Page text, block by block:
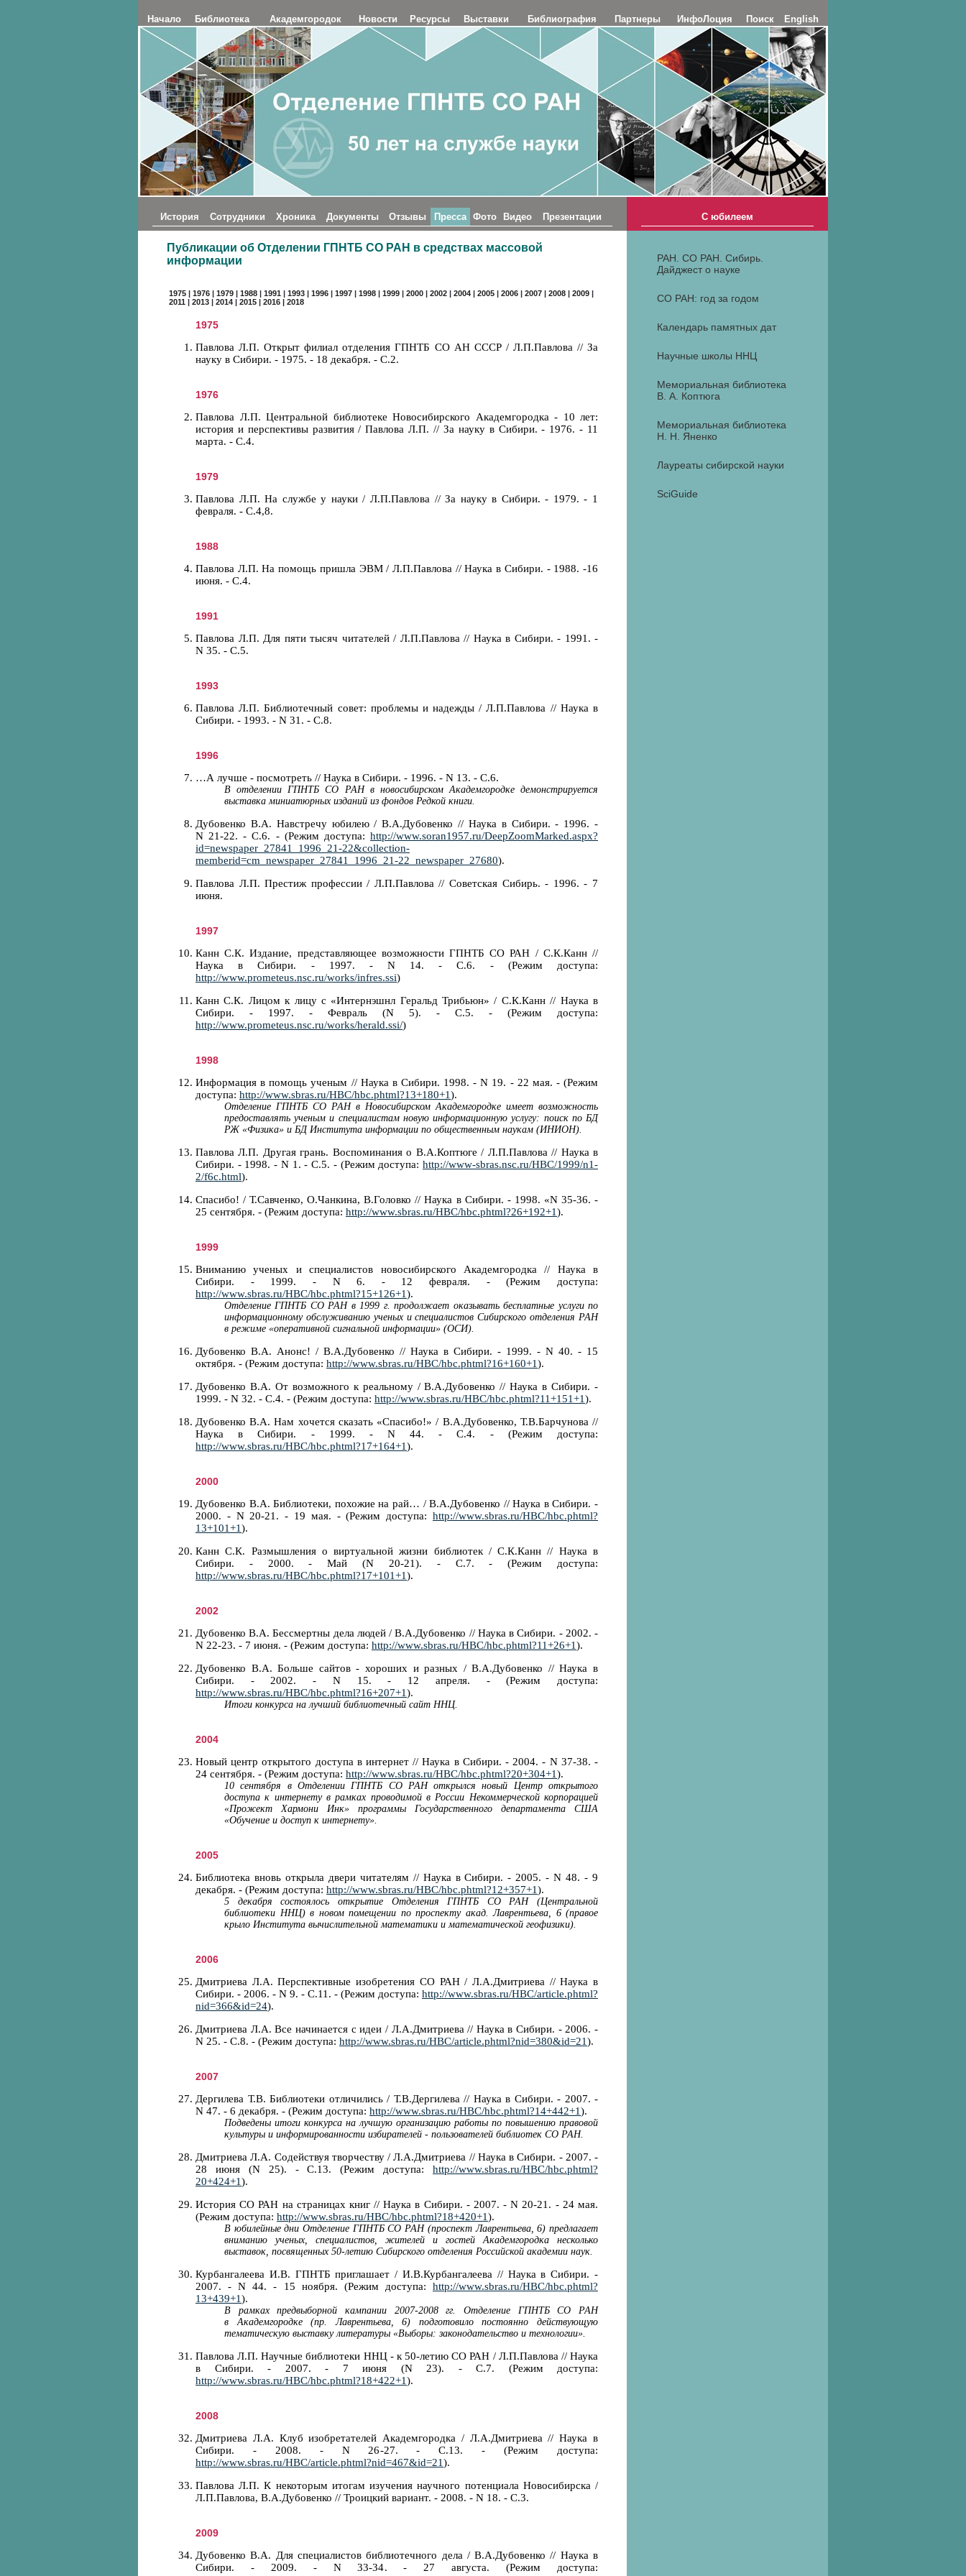
Начало Библиотека Академгородок Новости Ресурсы Выставки Библиография Партнеры ИнфоЛоция Поиск English
История Сотрудники Хроника Документы Отзывы Пресса Фото Видео Презентации С юбилеем
Публикации об Отделении ГПНТБ СО РАН в средствах массовой
информации
1975 | 1976 | 1979 | 1988 | 1991 | 1993 | 1996 | 1997 | 1998 | 1999 | 2000 | 2002 | 2004 | 2005 | 2006 | 2007 | 2008 | 2009 |
2011 | 2013 | 2014 | 2015 | 2016 | 2018
1975
Павлова Л.П. Открыт филиал отделения ГПНТБ СО АН СССР / Л.П.Павлова // За
науку в Сибири. - 1975. - 18 декабря. - С.2.
1976
Павлова Л.П. Центральной библиотеке Новосибирского Академгородка - 10 лет:
история и перспективы развития / Павлова Л.П. // За науку в Сибири. - 1976. - 11
марта. - С.4.
1979
Павлова Л.П. На службе у науки / Л.П.Павлова // За науку в Сибири. - 1979. - 1
февраля. - С.4,8.
1988
Павлова Л.П. На помощь пришла ЭВМ / Л.П.Павлова // Наука в Сибири. - 1988. -16
июня. - С.4.
1991
Павлова Л.П. Для пяти тысяч читателей / Л.П.Павлова // Наука в Сибири. - 1991. -
N 35. - С.5.
1993
Павлова Л.П. Библиотечный совет: проблемы и надежды / Л.П.Павлова // Наука в
Сибири. - 1993. - N 31. - С.8.
1996
…А лучше - посмотреть // Наука в Сибири. - 1996. - N 13. - С.6.
В отделении ГПНТБ СО РАН в новосибирском Академгородке демонстрируется
выставка миниатюрных изданий из фондов Редкой книги.
Дубовенко В.А. Навстречу юбилею / В.А.Дубовенко // Наука в Сибири. - 1996. -
N 21-22. - С.6. - (Режим доступа: http://www.soran1957.ru/DeepZoomMarked.aspx?
id=newspaper_27841_1996_21-22&collection-
memberid=cm_newspaper_27841_1996_21-22_newspaper_27680).
Павлова Л.П. Престиж профессии / Л.П.Павлова // Советская Сибирь. - 1996. - 7
июня.
1997
Канн С.К. Издание, представляющее возможности ГПНТБ СО РАН / С.К.Канн //
Наука в Сибири. - 1997. - N 14. - С.6. - (Режим доступа:
http://www.prometeus.nsc.ru/works/infres.ssi)
Канн С.К. Лицом к лицу с «Интернэшнл Геральд Трибьюн» / С.К.Канн // Наука в
Сибири. - 1997. - Февраль (N 5). - С.5. - (Режим доступа:
http://www.prometeus.nsc.ru/works/herald.ssi/)
1998
Информация в помощь ученым // Наука в Сибири. 1998. - N 19. - 22 мая. - (Режим
доступа: http://www.sbras.ru/HBC/hbc.phtml?13+180+1).
Отделение ГПНТБ СО РАН в Новосибирском Академгородке имеет возможность
предоставлять ученым и специалистам новую информационную услугу: поиск по БД
РЖ «Физика» и БД Института информации по общественным наукам (ИНИОН).
Павлова Л.П. Другая грань. Воспоминания о В.А.Коптюге / Л.П.Павлова // Наука в
Сибири. - 1998. - N 1. - С.5. - (Режим доступа: http://www-sbras.nsc.ru/HBC/1999/n1-
2/f6c.html).
Спасибо! / Т.Савченко, О.Чанкина, В.Головко // Наука в Сибири. - 1998. «N 35-36. -
25 сентября. - (Режим доступа: http://www.sbras.ru/HBC/hbc.phtml?26+192+1).
1999
Вниманию ученых и специалистов новосибирского Академгородка // Наука в
Сибири. - 1999. - N 6. - 12 февраля. - (Режим доступа:
http://www.sbras.ru/HBC/hbc.phtml?15+126+1).
Отделение ГПНТБ СО РАН в 1999 г. продолжает оказывать бесплатные услуги по
информационному обслуживанию ученых и специалистов Сибирского отделения РАН
в режиме «оперативной сигнальной информации» (ОСИ).
Дубовенко В.А. Анонс! / В.А.Дубовенко // Наука в Сибири. - 1999. - N 40. - 15
октября. - (Режим доступа: http://www.sbras.ru/HBC/hbc.phtml?16+160+1).
Дубовенко В.А. От возможного к реальному / В.А.Дубовенко // Наука в Сибири. -
1999. - N 32. - С.4. - (Режим доступа: http://www.sbras.ru/HBC/hbc.phtml?11+151+1).
Дубовенко В.А. Нам хочется сказать «Спасибо!» / В.А.Дубовенко, Т.В.Барчунова //
Наука в Сибири. - 1999. - N 44. - C.4. - (Режим доступа:
http://www.sbras.ru/HBC/hbc.phtml?17+164+1).
2000
Дубовенко В.А. Библиотеки, похожие на рай… / В.А.Дубовенко // Наука в Сибири. -
2000. - N 20-21. - 19 мая. - (Режим доступа: http://www.sbras.ru/HBC/hbc.phtml?
13+101+1).
Канн С.К. Размышления о виртуальной жизни библиотек / С.К.Канн // Наука в
Сибири. - 2000. - Май (N 20-21). - С.7. - (Режим доступа:
http://www.sbras.ru/HBC/hbc.phtml?17+101+1).
2002
Дубовенко В.А. Бессмертны дела людей / В.А.Дубовенко // Наука в Сибири. - 2002. -
N 22-23. - 7 июня. - (Режим доступа: http://www.sbras.ru/HBC/hbc.phtml?11+26+1).
Дубовенко В.А. Больше сайтов - хороших и разных / В.А.Дубовенко // Наука в
Сибири. - 2002. - N 15. - 12 апреля. - (Режим доступа:
http://www.sbras.ru/HBC/hbc.phtml?16+207+1).
Итоги конкурса на лучший библиотечный сайт ННЦ.
2004
Новый центр открытого доступа в интернет // Наука в Сибири. - 2004. - N 37-38. -
24 сентября. - (Режим доступа: http://www.sbras.ru/HBC/hbc.phtml?20+304+1).
10 сентября в Отделении ГПНТБ СО РАН открылся новый Центр открытого
доступа к интернету в рамках проводимой в России Некоммерческой корпорацией
«Прожект Хармони Инк» программы Государственного департамента США
«Обучение и доступ к интернету».
2005
Библиотека вновь открыла двери читателям // Наука в Сибири. - 2005. - N 48. - 9
декабря. - (Режим доступа: http://www.sbras.ru/HBC/hbc.phtml?12+357+1).
5 декабря состоялось открытие Отделения ГПНТБ СО РАН (Центральной
библиотеки ННЦ) в новом помещении по проспекту акад. Лаврентьева, 6 (правое
крыло Института вычислительной математики и математической геофизики).
2006
Дмитриева Л.А. Перспективные изобретения СО РАН / Л.А.Дмитриева // Наука в
Сибири. - 2006. - N 9. - С.11. - (Режим доступа: http://www.sbras.ru/HBC/article.phtml?
nid=366&id=24).
Дмитриева Л.А. Все начинается с идеи / Л.А.Дмитриева // Наука в Сибири. - 2006. -
N 25. - С.8. - (Режим доступа: http://www.sbras.ru/HBC/article.phtml?nid=380&id=21).
2007
Дергилева Т.В. Библиотеки отличились / Т.В.Дергилева // Наука в Сибири. - 2007. -
N 47. - 6 декабря. - (Режим доступа: http://www.sbras.ru/HBC/hbc.phtml?14+442+1).
Подведены итоги конкурса на лучшую организацию работы по повышению правовой
культуры и информированности избирателей - пользователей библиотек СО РАН.
Дмитриева Л.А. Содействуя творчеству / Л.А.Дмитриева // Наука в Сибири. - 2007. -
28 июня (N 25). - С.13. (Режим доступа: http://www.sbras.ru/HBC/hbc.phtml?
20+424+1).
История СО РАН на страницах книг // Наука в Сибири. - 2007. - N 20-21. - 24 мая.
(Режим доступа: http://www.sbras.ru/HBC/hbc.phtml?18+420+1).
В юбилейные дни Отделение ГПНТБ СО РАН (проспект Лаврентьева, 6) предлагает
вниманию ученых, специалистов, жителей и гостей Академгородка несколько
выставок, посвященных 50-летию Сибирского отделения Российской академии наук.
Курбангалеева И.В. ГПНТБ приглашает / И.В.Курбангалеева // Наука в Сибири. -
2007. - N 44. - 15 ноября. (Режим доступа: http://www.sbras.ru/HBC/hbc.phtml?
13+439+1).
В рамках предвыборной кампании 2007-2008 гг. Отделение ГПНТБ СО РАН
в Академгородке (пр. Лаврентьева, 6) подготовило постоянно действующую
тематическую выставку литературы «Выборы: законодательство и технологии».
Павлова Л.П. Научные библиотеки ННЦ - к 50-летию СО РАН / Л.П.Павлова // Наука
в Сибири. - 2007. - 7 июня (N 23). - С.7. (Режим доступа:
http://www.sbras.ru/HBC/hbc.phtml?18+422+1).
2008
Дмитриева Л.А. Клуб изобретателей Академгородка / Л.А.Дмитриева // Наука в
Сибири. - 2008. - N 26-27. - С.13. - (Режим доступа:
http://www.sbras.ru/HBC/article.phtml?nid=467&id=21).
Павлова Л.П. К некоторым итогам изучения научного потенциала Новосибирска /
Л.П.Павлова, В.А.Дубовенко // Троицкий вариант. - 2008. - N 18. - С.3.
2009
Дубовенко В.А. Для специалистов библиотечного дела / В.А.Дубовенко // Наука в
Сибири. - 2009. - N 33-34. - 27 августа. (Режим доступа:
РАН. СО РАН. Сибирь.
Дайджест о науке
СО РАН: год за годом
Календарь памятных дат
Научные школы ННЦ
Мемориальная библиотека
В. А. Коптюга
Мемориальная библиотека
Н. Н. Яненко
Лауреаты сибирской науки
SciGuide